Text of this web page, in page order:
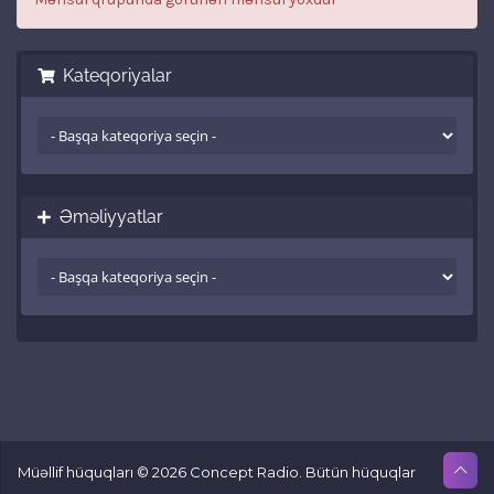
Kateqoriyalar
Əməliyyatlar
Müəllif hüquqları © 2026 Concept Radio. Bütün hüquqlar